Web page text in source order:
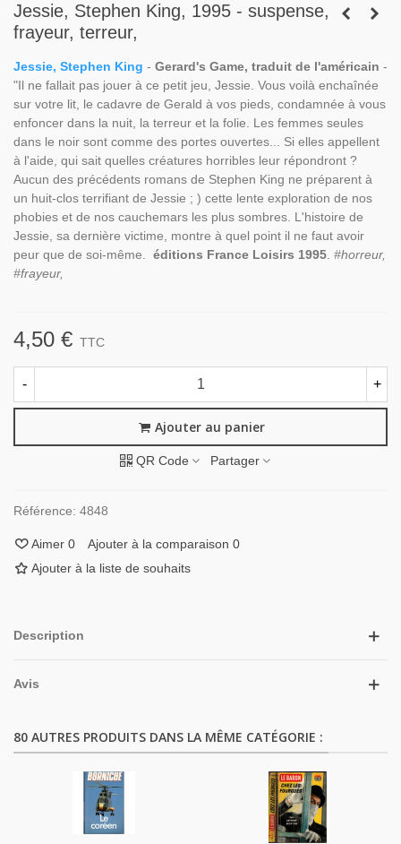
Jessie, Stephen King, 1995 - suspense,
frayeur, terreur,
Jessie, Stephen King - Gerard's Game, traduit de l'américain -
"Il ne fallait pas jouer à ce petit jeu, Jessie. Vous voilà enchaînée
sur votre lit, le cadavre de Gerald à vos pieds, condamnée à vous
enfoncer dans la nuit, la terreur et la folie. Les femmes seules
dans le noir sont comme des portes ouvertes... Si elles appellent
à l'aide, qui sait quelles créatures horribles leur répondront ?
Aucun des précédents romans de Stephen King ne préparent à
un huit-clos terrifiant de Jessie ; ) cette lente exploration de nos
phobies et de nos cauchemars les plus sombres. L'histoire de
Jessie, sa dernière victime, montre à quel point il ne faut avoir
peur que de soi-même. éditions France Loisirs 1995 #horreur,
#frayeur,
4,50 € TTC
- +
Ajouter au panier
QR Code Partager
Référence: 4848
Aimer 0 Ajouter à la comparaison 0
Ajouter à la liste de souhaits
Description
Avis
80 AUTRES PRODUITS DANS LA MÊME CATÉGORIE :